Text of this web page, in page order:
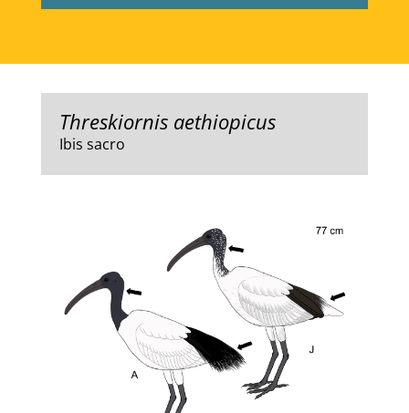
Threskiornis aethiopicus
Ibis sacro